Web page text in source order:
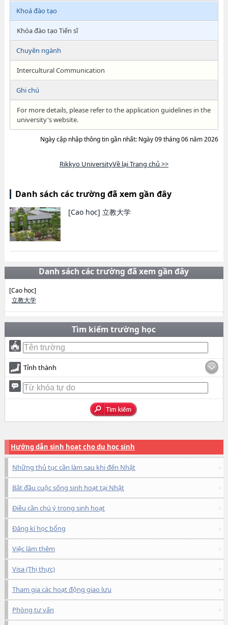
Khoá đào tạo
Khóa đào tạo Tiến sĩ
Chuyên ngành
Intercultural Communication
Ghi chú
For more details, please refer to the application guidelines in the
university's website.
Ngày cập nhập thông tin gần nhất: Ngày 09 tháng 06 năm 2026
Rikkyo UniversityVề lại Trang chủ >>
Danh sách các trường đã xem gần đây
[Cao học] 立教大学
Danh sách các trường đã xem gần đây
[Cao học]
立教大学
Tìm kiếm trường học
Tỉnh thành
Hướng dẫn sinh hoạt cho du học sinh
Những thủ tục cần làm sau khi đến Nhật
Bắt đầu cuộc sống sinh hoạt tại Nhật
Điều cần chú ý trong sinh hoạt
Đăng kí học bổng
Việc làm thêm
Visa (Thị thực)
Tham gia các hoạt động giao lưu
Phòng tư vấn